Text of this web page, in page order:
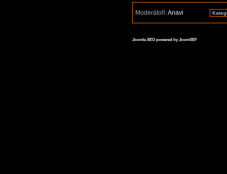
Moderátoři:Anavi
Joomla SEO powered by JoomSEF